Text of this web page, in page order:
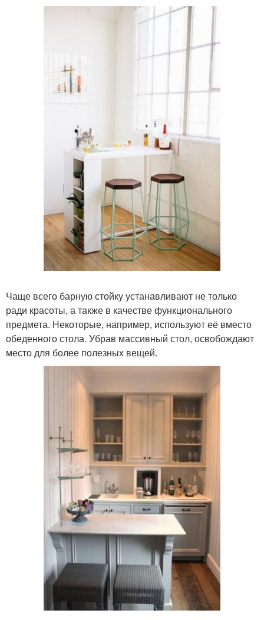
Чаще всего барную стойку устанавливают не только
ради красоты, а также в качестве функционального
предмета. Некоторые, например, используют её вместо
обеденного стола. Убрав массивный стол, освобождают
место для более полезных вещей.